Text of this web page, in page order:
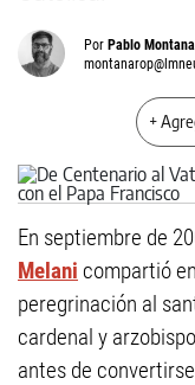
Por Pablo
+
En septiembre de
Melani compartió
peregrinación al
cardenal y
antes de